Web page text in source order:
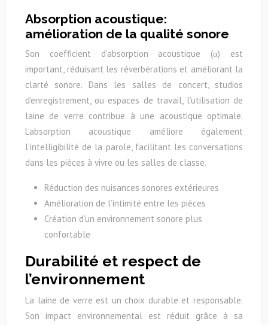
Absorption acoustique:
amélioration de la qualité sonore
Son coefficient d’absorption acoustique (α) est
important, réduisant les réverbérations et améliorant la
clarté sonore. Dans les salles de concert, studios
d’enregistrement, ou espaces de travail, l’utilisation de
laine de verre contribue à une acoustique optimale.
L’absorption acoustique améliore également
l’intelligibilité de la parole, facilitant les conversations
dans les pièces à vivre ou les salles de classe.
Réduction des nuisances sonores extérieures
Amélioration de l’intimité entre les pièces
Création d’un environnement sonore plus
confortable
Durabilité et respect de
l’environnement
La laine de verre est un choix durable et responsable.
Son impact environnemental est réduit grâce à sa